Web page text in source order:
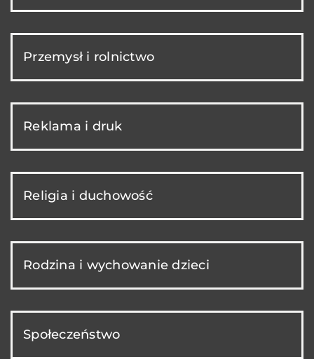
Przemysł i rolnictwo
Reklama i druk
Religia i duchowość
Rodzina i wychowanie dzieci
Społeczeństwo